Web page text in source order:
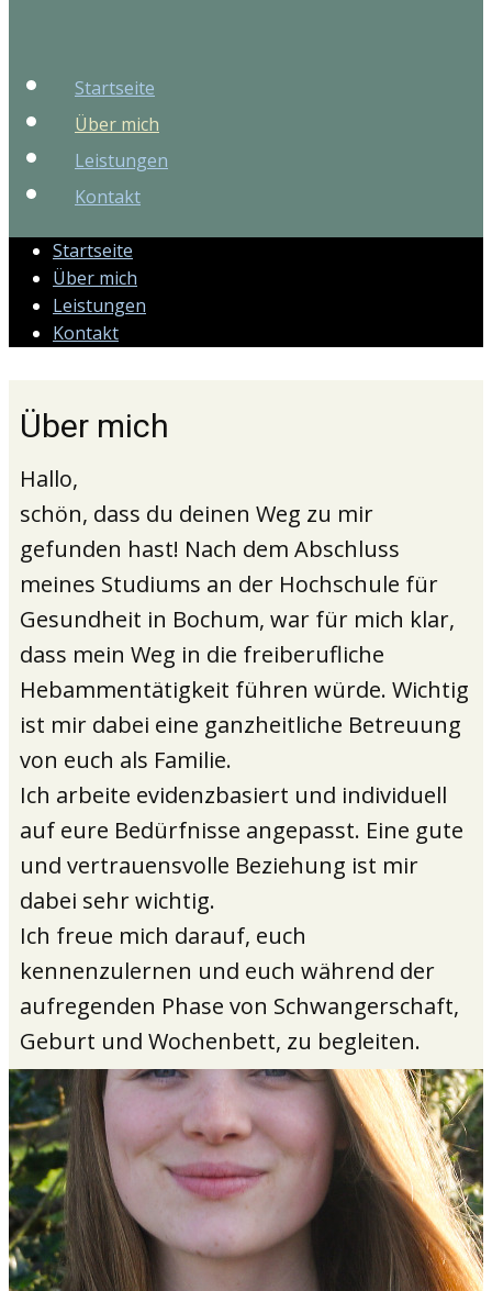
Startseite
Über mich
Leistungen
Kontakt
Startseite
Über mich
Leistungen
Kontakt
Über mich
Hallo,
schön, dass du deinen Weg zu mir
gefunden hast! Nach dem Abschluss
meines Studiums an der Hochschule für
Gesundheit in Bochum, war für mich klar,
dass mein Weg in die freiberufliche
Hebammentätigkeit führen würde. Wichtig
ist mir dabei eine ganzheitliche Betreuung
von euch als Familie.
Ich arbeite evidenzbasiert und individuell
auf eure Bedürfnisse angepasst. Eine gute
und vertrauensvolle Beziehung ist mir
dabei sehr wichtig.
Ich freue mich darauf, euch
kennenzulernen und euch während der
aufregenden Phase von Schwangerschaft,
Geburt und Wochenbett, zu begleiten.